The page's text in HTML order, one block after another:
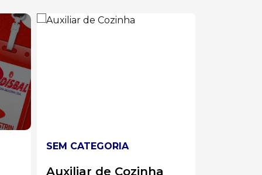
SEM CATEGORIA
Líder de Solda